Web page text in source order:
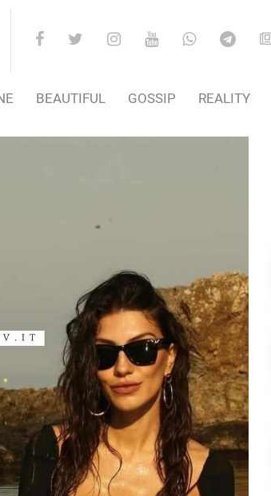
BEAUTIFUL GOSSIP REALITY